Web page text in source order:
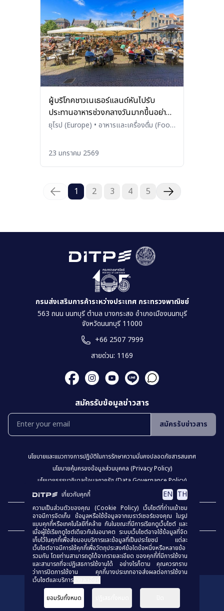
ผู้บริโภคชาวเนเธอร์แลนด์หันไปรับ
ประทานอาหารช่วงกลางวันมากขึ้นอย่าง
ต่อเนื่อง หนุนรายได้ธุรกิจบริการอาหารโต
ยุโรป (Europe) • อาหารและเครื่องดื่ม (Food
23 มกราคม 2569
1 2 3 4 5
เกี่ยวกับคุกกี้ EN TH
ความเป็นส่วนตัวของคุณ (Cookie Policy) เว็บไซต์ที่ท่านเข้าชม
อาจมีการจัดเก็บ ข้อมูลหรือใช้ข้อมูลจากเบราว์เซอร์ของคุณ ในรูป
แบบคุกกี้หรือเทคโนโลยีที่คล้าย กันในขณะที่มีการเรียกดูเว็บไซต์ และ
เมื่อผู้ใช้เรียกดูไซต์เดียวกันในอนาคต ระบบเว็บไซต์อาจใช้ข้อมูลที่จัด
เก็บไว้ในคุกกี้เพื่อส่งมอบบริการและข้อมูลที่เป็นประโยชน์ แต่ละ
เว็บไซต์อาจมีการใช้คุกกี้เพื่อวัตถุประสงค์ข้อใดข้อหนึ่งหรือหลายข้อ
รวมกัน โดยท่านสามารถดูได้จากรายละเอียด ของคุกกี้ที่มีการใช้งาน
และสามารถที่จะปฏิเสธการใช้งานได้ อย่างไรก็ตาม คุณควรทราบ
ว่าการปิดการใช้งาน คุกกี้บางประเภทอาจส่งผลต่อการใช้งาน
เว็บไซต์และบริการ
ยอมรับทั้งหมด
กรมส่งเสริมการค้าระหว่างประเทศ กระทรวงพาณิชย์
563 ถนน นนทบุรี ตำบล บางกระสอ อำเภอเมืองนนทบุรี
จังหวัดนนทบุรี 11000
+66 2507 7999
สายด่วน: 1169
สมัครรับข้อมูลข่าวสาร
สมัครรับข่าวสาร
นโยบายเเละเเนวทางการปฎิบัติในการรักษาความมั่นคงปลอดภัยสารสนเทศ
นโยบายคุ้มครองข้อมูลส่วนบุคคล (Privacy Policy)
นโยบายธรรมาภิบาลข้อมูลภาครัฐ (Data Governance Policy)
นโยบายเว็บไซต์ (Website Policy)
การปฏิเสธความรับผิด (Disclaimer)
เเผงผังเว็บไซต์
สงวนลิขสิทธิ์© 2023กรมส่งเสริมการค้าระหว่างประเทศ